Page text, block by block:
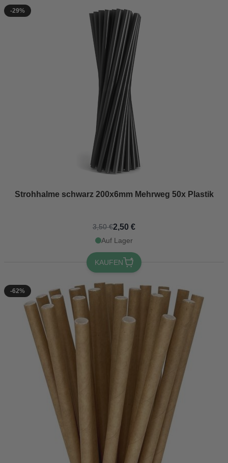
-29%
Strohhalme schwarz 200x6mm Mehrweg 50x Plastik
3,50 €2,50 €
Auf Lager
KAUFEN
-62%